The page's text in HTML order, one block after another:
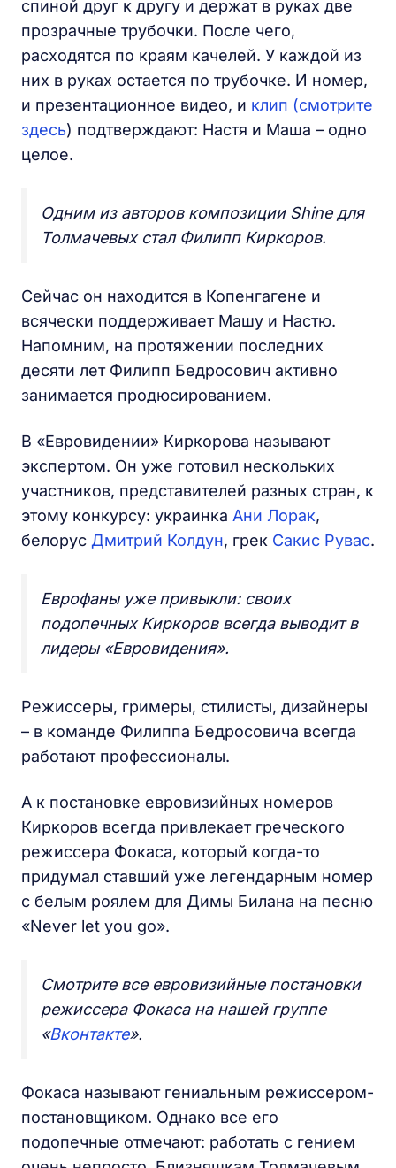
спиной друг к другу и держат в руках две
прозрачные трубочки. После чего,
расходятся по краям качелей. У каждой из
них в руках остается по трубочке. И номер,
и презентационное видео, и клип (смотрите
здесь) подтверждают: Настя и Маша – одно
целое.
Одним из авторов композиции Shine для
Толмачевых стал Филипп Киркоров.
Сейчас он находится в Копенгагене и
всячески поддерживает Машу и Настю.
Напомним, на протяжении последних
десяти лет Филипп Бедросович активно
занимается продюсированием.
В «Евровидении» Киркорова называют
экспертом. Он уже готовил нескольких
участников, представителей разных стран, к
этому конкурсу: украинка Ани Лорак,
белорус Дмитрий Колдун, грек Сакис Рувас.
Еврофаны уже привыкли: своих
подопечных Киркоров всегда выводит в
лидеры «Евровидения».
Режиссеры, гримеры, стилисты, дизайнеры
– в команде Филиппа Бедросовича всегда
работают профессионалы.
А к постановке евровизийных номеров
Киркоров всегда привлекает греческого
режиссера Фокаса, который когда-то
придумал ставший уже легендарным номер
с белым роялем для Димы Билана на песню
«Never let you go».
Смотрите все евровизийные постановки
режиссера Фокаса на нашей группе
«Вконтакте».
Фокаса называют гениальным режиссером-
постановщиком. Однако все его
подопечные отмечают: работать с гением